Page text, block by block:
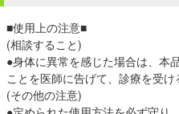
■使用上の注意■
(相談すること)
●身体に異常を感じた場合は、本
ことを医師に告げて、診療を受け
(その他の注意)